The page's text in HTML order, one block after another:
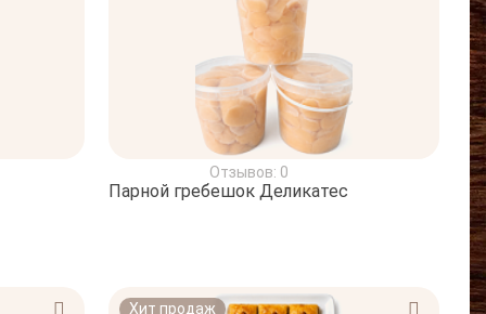
Отзывов: 0
Парной гребешок Деликатес
Хит продаж